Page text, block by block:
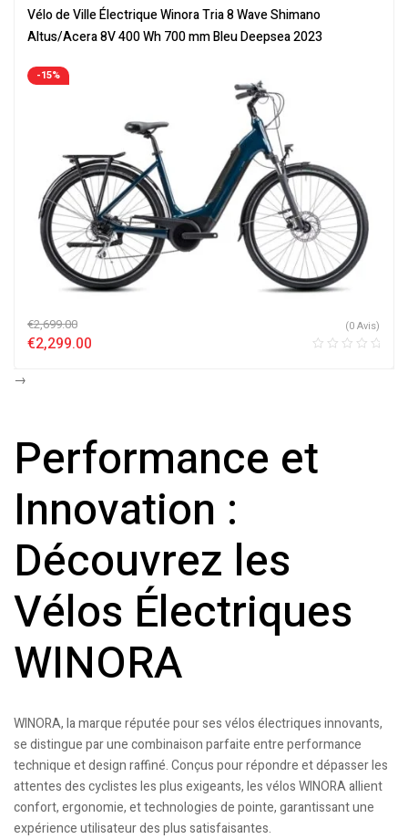
ville, Velos Electriques
Vélo de Ville Électrique Winora Tria 8 Wave Shimano
Altus/Acera 8V 400 Wh 700 mm Bleu Deepsea 2023
-15%
€2,699.00
€2,299.00
(0 Avis)
→
Performance et
Innovation :
Découvrez les
Vélos Électriques
WINORA
WINORA, la marque réputée pour ses vélos électriques innovants,
se distingue par une combinaison parfaite entre performance
technique et design raffiné. Conçus pour répondre et dépasser les
attentes des cyclistes les plus exigeants, les vélos WINORA allient
confort, ergonomie, et technologies de pointe, garantissant une
expérience utilisateur des plus satisfaisantes.